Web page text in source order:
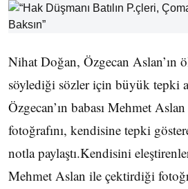
Nihat Doğan, Özgecan Aslan’ın
söylediği sözler için büyük tepki
Özgecan’ın babası Mehmet
fotoğrafını, kendisine tepki
notla paylaştı.Kendisini
Mehmet Aslan ile çektirdiği